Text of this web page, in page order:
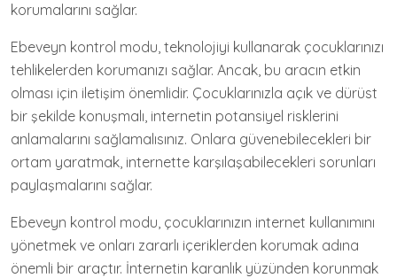
korumalarını sağlar.
Ebeveyn kontrol modu, teknolojiyi kullanarak çocuklarınızı
tehlikelerden korumanızı sağlar. Ancak, bu aracın etkin
olması için iletişim önemlidir. Çocuklarınızla açık ve dürüst
bir şekilde konuşmalı, internetin potansiyel risklerini
anlamalarını sağlamalısınız. Onlara güvenebilecekleri bir
ortam yaratmak, internette karşılaşabilecekleri sorunları
paylaşmalarını sağlar.
Ebeveyn kontrol modu, çocuklarınızın internet kullanımını
yönetmek ve onları zararlı içeriklerden korumak adına
önemli bir araçtır. İnternetin karanlık yüzünden korunmak